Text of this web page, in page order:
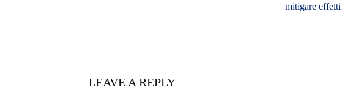
mitigare effetti
LEAVE A REPLY